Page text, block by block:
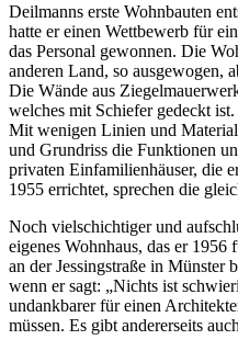
Deilmanns erste Wohnbauten
hatte er einen Wettbewerb für
das Personal gewonnen. Die
anderen Land, so ausgewogen,
Die Wände aus
welches mit Schiefer gedeckt
Mit wenigen Linien und
und Grundriss die Funktionen
privaten Einfamilienhäuser, die
1955 errichtet, sprechen die
Noch vielschichtiger und
eigenes Wohnhaus, das er
an der Jessingstraße in Münster
wenn er sagt: „Nichts ist
undankbarer für einen
müssen. Es gibt andererseits